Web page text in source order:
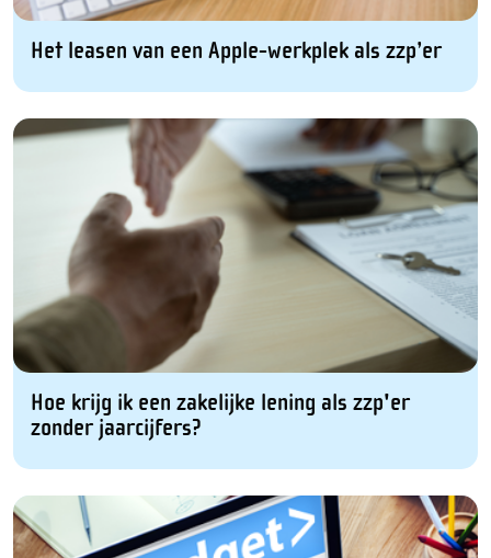
Het leasen van een Apple-werkplek als zzp’er
Hoe krijg ik een zakelijke lening als zzp'er
zonder jaarcijfers?